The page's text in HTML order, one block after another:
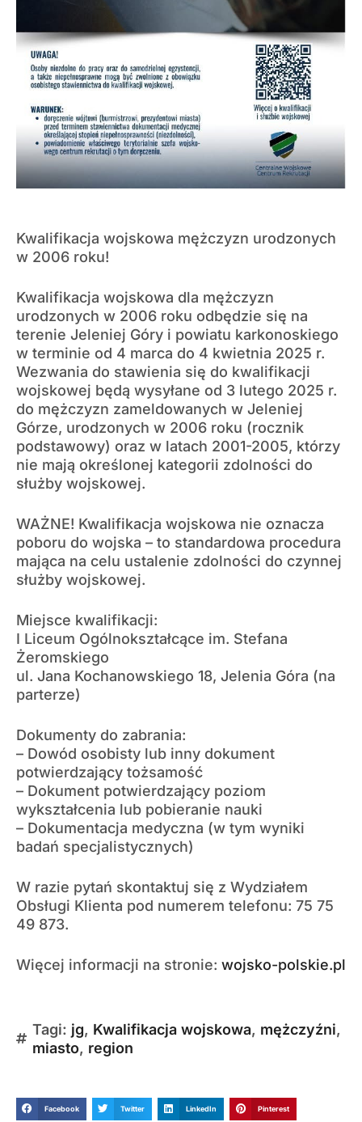
Kwalifikacja wojskowa mężczyzn urodzonych
w 2006 roku!
Kwalifikacja wojskowa dla mężczyzn
urodzonych w 2006 roku odbędzie się na
terenie Jeleniej Góry i powiatu karkonoskiego
w terminie od 4 marca do 4 kwietnia 2025 r.
Wezwania do stawienia się do kwalifikacji
wojskowej będą wysyłane od 3 lutego 2025 r.
do mężczyzn zameldowanych w Jeleniej
Górze, urodzonych w 2006 roku (rocznik
podstawowy) oraz w latach 2001-2005, którzy
nie mają określonej kategorii zdolności do
służby wojskowej.
WAŻNE! Kwalifikacja wojskowa nie oznacza
poboru do wojska – to standardowa procedura
mająca na celu ustalenie zdolności do czynnej
służby wojskowej.
Miejsce kwalifikacji:
I Liceum Ogólnokształcące im. Stefana
Żeromskiego
ul. Jana Kochanowskiego 18, Jelenia Góra (na
parterze)
Dokumenty do zabrania:
– Dowód osobisty lub inny dokument
potwierdzający tożsamość
– Dokument potwierdzający poziom
wykształcenia lub pobieranie nauki
– Dokumentacja medyczna (w tym wyniki
badań specjalistycznych)
W razie pytań skontaktuj się z Wydziałem
Obsługi Klienta pod numerem telefonu: 75 75
49 873.
Więcej informacji na stronie: wojsko-polskie.pl
Tagi: jg, Kwalifikacja wojskowa, mężczyźni,
miasto, region
Facebook Twitter LinkedIn Pinterest